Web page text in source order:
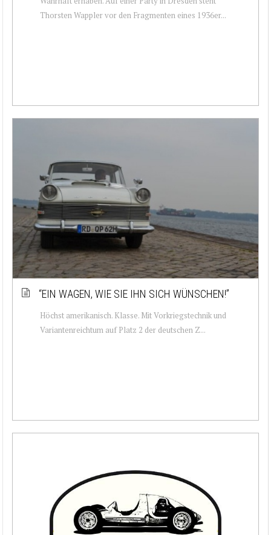
Thorsten Wappler vor den Fragmenten eines 1936er...
“EIN WAGEN, WIE SIE IHN SICH WÜNSCHEN!”
Höchst amerikanisch. Klasse. Mit Vorkriegstechnik und
Variantenreichtum auf Platz 2 der deutschen Z...